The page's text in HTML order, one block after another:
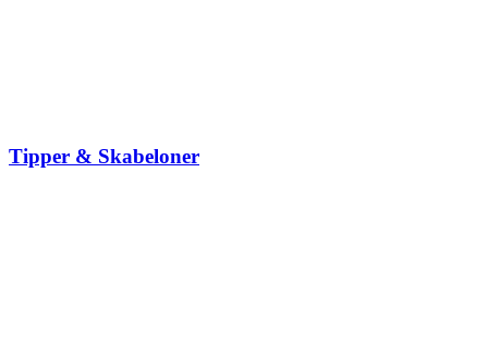
Tipper & Skabeloner